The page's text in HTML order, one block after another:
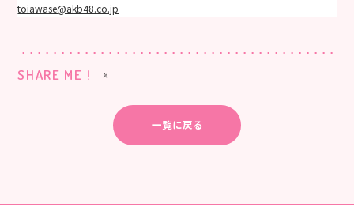
toiawase@akb48.co.jp
SHARE ME !
一覧に戻る